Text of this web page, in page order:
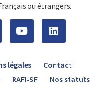
ou étrangers.
légales
Contact
RAFI-SF Nos statuts